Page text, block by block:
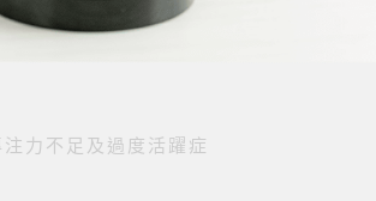
力不足及過度活躍症